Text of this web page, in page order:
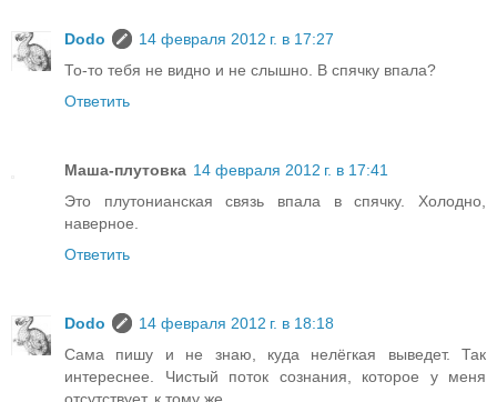
Dodo
14 февраля 2012 г. в 17:27
То-то тебя не видно и не слышно. В спячку впала?
Ответить
Маша-плутовка 14 февраля 2012 г. в 17:41
Это плутонианская связь впала в спячку. Холодно,
наверное.
Ответить
Dodo
14 февраля 2012 г. в 18:18
Сама пишу и не знаю, куда нелёгкая выведет. Так
интереснее. Чистый поток сознания, которое у меня